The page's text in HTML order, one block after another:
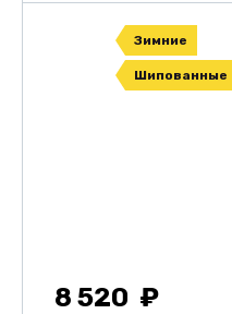
Зимние
Шипованные
8 520